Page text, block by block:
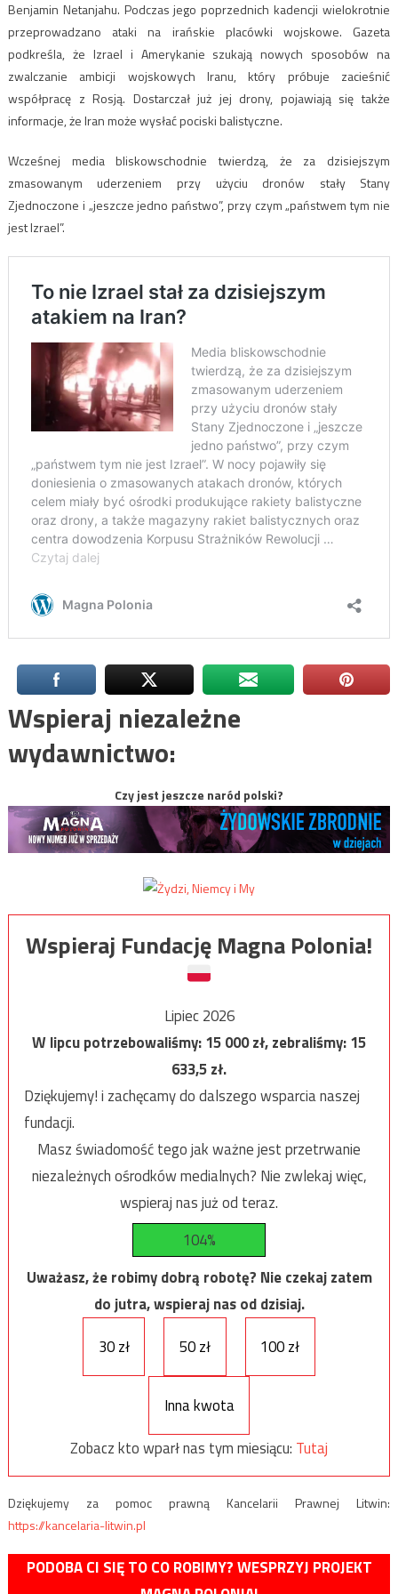
Benjamin Netanjahu. Podczas jego poprzednich kadencji wielokrotnie
przeprowadzano ataki na irańskie placówki wojskowe. Gazeta
podkreśla, że Izrael i Amerykanie szukają nowych sposobów na
zwalczanie ambicji wojskowych Iranu, który próbuje zacieśnić
współpracę z Rosją. Dostarczał już jej drony, pojawiają się także
informacje, że Iran może wysłać pociski balistyczne.
Wcześnej media bliskowschodnie twierdzą, że za dzisiejszym
zmasowanym uderzeniem przy użyciu dronów stały Stany
Zjednoczone i „jeszcze jedno państwo”, przy czym „państwem tym nie
jest Izrael”.
Wspieraj niezależne
wydawnictwo:
Czy jest jeszcze naród polski?
Wspieraj Fundację Magna Polonia!
Lipiec 2026
W lipcu potrzebowaliśmy:15 000zł, zebraliśmy:15
633,5zł.
Dziękujemy! i zachęcamy do dalszego wsparcia naszej
fundacji.
Masz świadomość tego jak ważne jest przetrwanie
niezależnych ośrodków medialnych? Nie zwlekaj więc,
wspieraj nas już od teraz.
104%
Uważasz, że robimy dobrą robotę? Nie czekaj zatem
do jutra, wspieraj nas od dzisiaj.
30 zł
50 zł 100 zł
Inna kwota
Zobacz kto wparł nas tym miesiącu: Tutaj
Dziękujemy za pomoc prawną Kancelarii Prawnej Litwin:
https://kancelaria-litwin.pl
PODOBA CI SIĘ TO CO ROBIMY? WESPRZYJ PROJEKT